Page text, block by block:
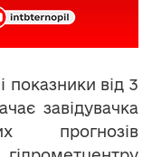
показники від 3
завідувачка
прогнозів